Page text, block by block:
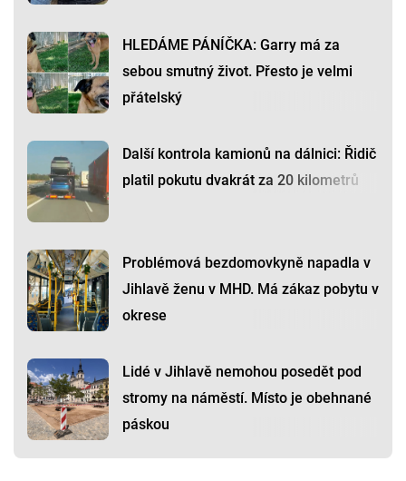
HLEDÁME PÁNÍČKA: Garry má za
sebou smutný život. Přesto je velmi
přátelský
Další kontrola kamionů na dálnici: Řidič
platil pokutu dvakrát za 20 kilometrů
Problémová bezdomovkyně napadla v
Jihlavě ženu v MHD. Má zákaz pobytu v
okrese
Lidé v Jihlavě nemohou posedět pod
stromy na náměstí. Místo je obehnané
páskou